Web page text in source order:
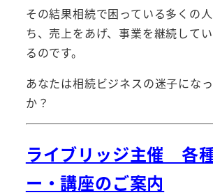
その結果相続で困っている多くの
ち、売上をあげ、事業を継続して
るのです。
あなたは相続ビジネスの迷子にな
か？
ライブリッジ主催 各
ー・講座のご案内